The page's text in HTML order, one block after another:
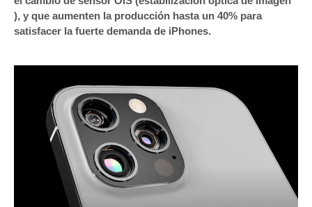
), y que aumenten la producción hasta un 40% para
satisfacer la fuerte demanda de iPhones.